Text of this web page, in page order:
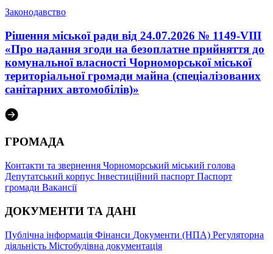
Законодавство
Рішення міської ради від 24.07.2026 № 1149-VIII
«Про надання згоди на безоплатне прийняття до
комунальної власності Чорноморської міської
територіальної громади майна (спеціалізованих
санітарних автомобілів)»
ГРОМАДА
Контакти та звернення Чорноморський міський голова
Депутатський корпус Інвестиційний паспорт Паспорт
громади Вакансії
ДОКУМЕНТИ ТА ДАНІ
Публічна інформація Фінанси Документи (НПА) Регуляторна
діяльність Містобудівна документація